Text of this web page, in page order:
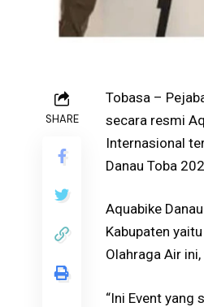
SHARE
Tobasa –
secara resmi
Internasional
Danau Toba
Aquabike
Kabupaten
Olahraga Air
“Ini Event yang